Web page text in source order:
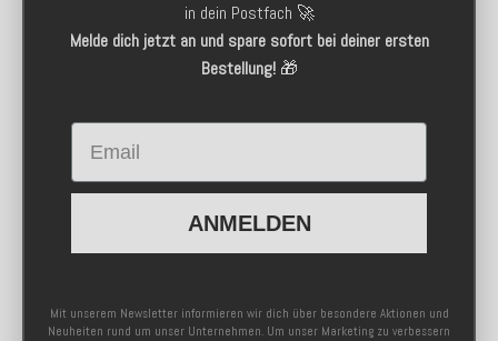
in dein Postfach 🚀
Melde dich jetzt an und spare sofort bei deiner ersten
Bestellung!🎁
Email
ANMELDEN
Mit unserem Newsletter informieren wir dich über besondere Aktionen und
Neuheiten rund um unser Unternehmen. Um unser Marketing zu verbessern